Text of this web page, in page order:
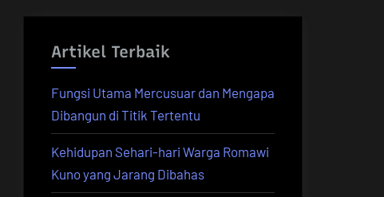
Artikel Terbaik
Fungsi Utama Mercusuar dan Mengapa
Dibangun di Titik Tertentu
Kehidupan Sehari-hari Warga Romawi
Kuno yang Jarang Dibahas